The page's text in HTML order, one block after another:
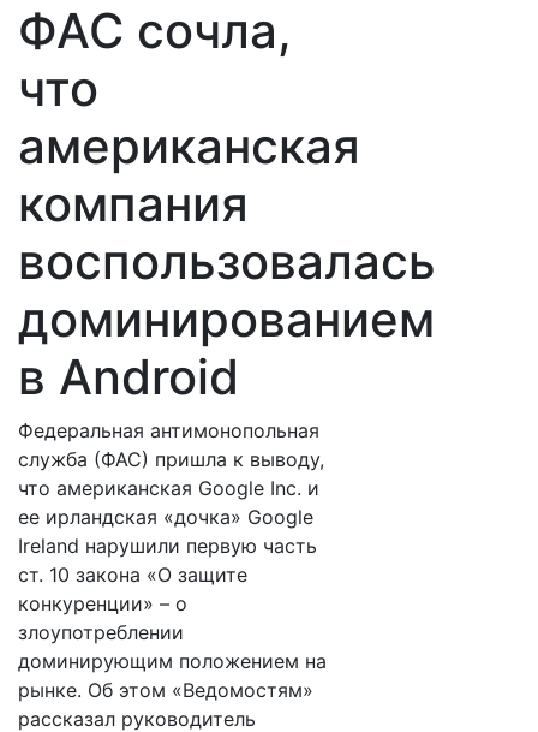
ФАС сочла,
что
американская
компания
воспользовалась
доминированием
в Android
Федеральная антимонопольная
служба (ФАС) пришла к выводу,
что американская Google Inc. и
ее ирландская «дочка» Google
Ireland нарушили первую часть
ст. 10 закона «О защите
конкуренции» – о
злоупотреблении
доминирующим положением на
рынке. Об этом «Ведомостям»
рассказал руководитель